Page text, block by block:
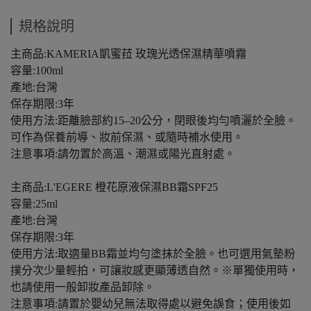
規格說明
主商品:KAMERIA凱蜜菈 玫瑰光透保濕精華噴霧
容量:100ml
產地:台灣
保存期限:3年
使用方法:距離臉部約15–20公分，閉眼後均勻噴灑於全臉。
可作為保養前導、妝前保濕、或隨時補水使用。
注意事項:請勿置於高溫、潮濕或陽光直射處。
主商品:L'EGERE 橙花原液保濕BB霜SPF25
容量:25ml
產地:台灣
保存期限:3年
使用方法:取適量BB霜並均勻塗抹於全臉。也可選用氣墊粉
撲分次少量輕拍，可讓妝感更顯薄透自然。※單獨使用時，
也請使用一般卸妝產品卸除。
注意事項:請置於嬰幼兒無法取得處以避免誤食；使用後如